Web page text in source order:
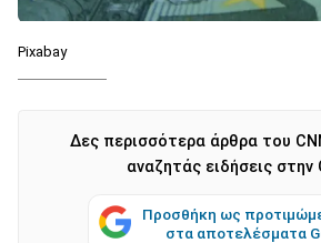
Pixabay
Δες περισσότερα άρθρα του
αναζητάς ειδήσεις στην
Προσθήκη ως
στα αποτελέσματα